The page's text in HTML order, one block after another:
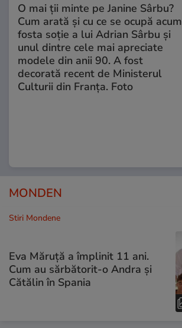
O mai ții minte pe Janine Sârbu?
Cum arată și cu ce se ocupă acum
fosta soție a lui Adrian Sârbu și
unul dintre cele mai apreciate
modele din anii 90. A fost
decorată recent de Ministerul
Culturii din Franța. Foto
MONDEN
Stiri Mondene
Eva Măruță a împlinit 11 ani.
Cum au sărbătorit-o Andra și
Cătălin în Spania